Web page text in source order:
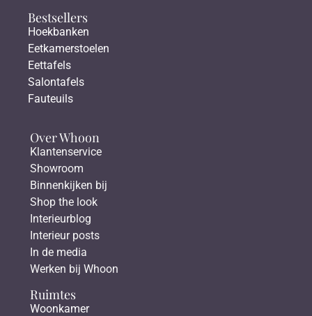
Bestsellers
Hoekbanken
Eetkamerstoelen
Eettafels
Salontafels
Fauteuils
Over Whoon
Klantenservice
Showroom
Binnenkijken bij
Shop the look
Interieurblog
Interieur posts
In de media
Werken bij Whoon
Ruimtes
Woonkamer